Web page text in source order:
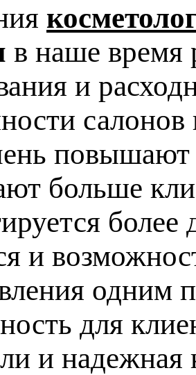
в наше время
и
салонов
больше
и
одним
для
и надежная